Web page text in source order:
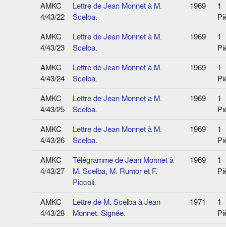
AMKC
4/43/22
Lettre de Jean Monnet à M.
Scelba.
1969
1
AMKC
4/43/23
Lettre de Jean Monnet à M.
Scelba.
1969
1
AMKC
4/43/24
Lettre de Jean Monnet à M.
Scelba.
1969
1
AMKC
4/43/25
Lettre de Jean Monnet a M.
Scelba.
1969
1
AMKC
4/43/26
Lettre de Jean Monnet à M.
Scelba.
1969
1
AMKC
4/43/27
Télégramme de Jean Monnet à
M. Scelba, M. Rumor et F.
Piccoli.
1969
1
AMKC
4/43/28
Lettre de M. Scelba à Jean
Monnet. Signée.
1971
1